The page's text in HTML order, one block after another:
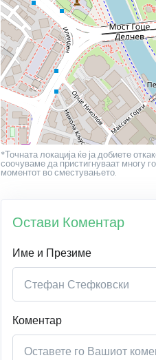
*Точната локација ќе ја добиете
соочуваме да пристигнуваат многу
моментот во сместувањето.
Остави Коментар
Име и Презиме
Коментар